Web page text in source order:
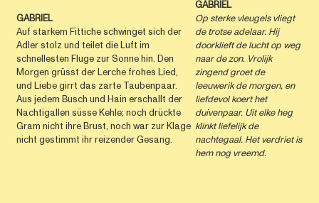
GABRIEL
Auf starkem Fittiche schwinget sich der
Adler stolz und teilet die Luft im
schnellesten Fluge zur Sonne hin. Den
Morgen grüsst der Lerche frohes Lied,
und Liebe girrt das zarte Taubenpaar.
Aus jedem Busch und Hain erschallt der
Nachtigallen süsse Kehle; noch drückte
Gram nicht ihre Brust, noch war zur Klage
nicht gestimmt ihr reizender Gesang.
GABRIEL
Op sterke vleugels vliegt
de trotse adelaar. Hij
doorklieft de lucht op weg
naar de zon. Vrolijk
zingend groet de
leeuwerik de morgen, en
liefdevol koert het
duivenpaar. Uit elke heg
klinkt liefelijk de
nachtegaal. Het verdriet is
hem nog vreemd.